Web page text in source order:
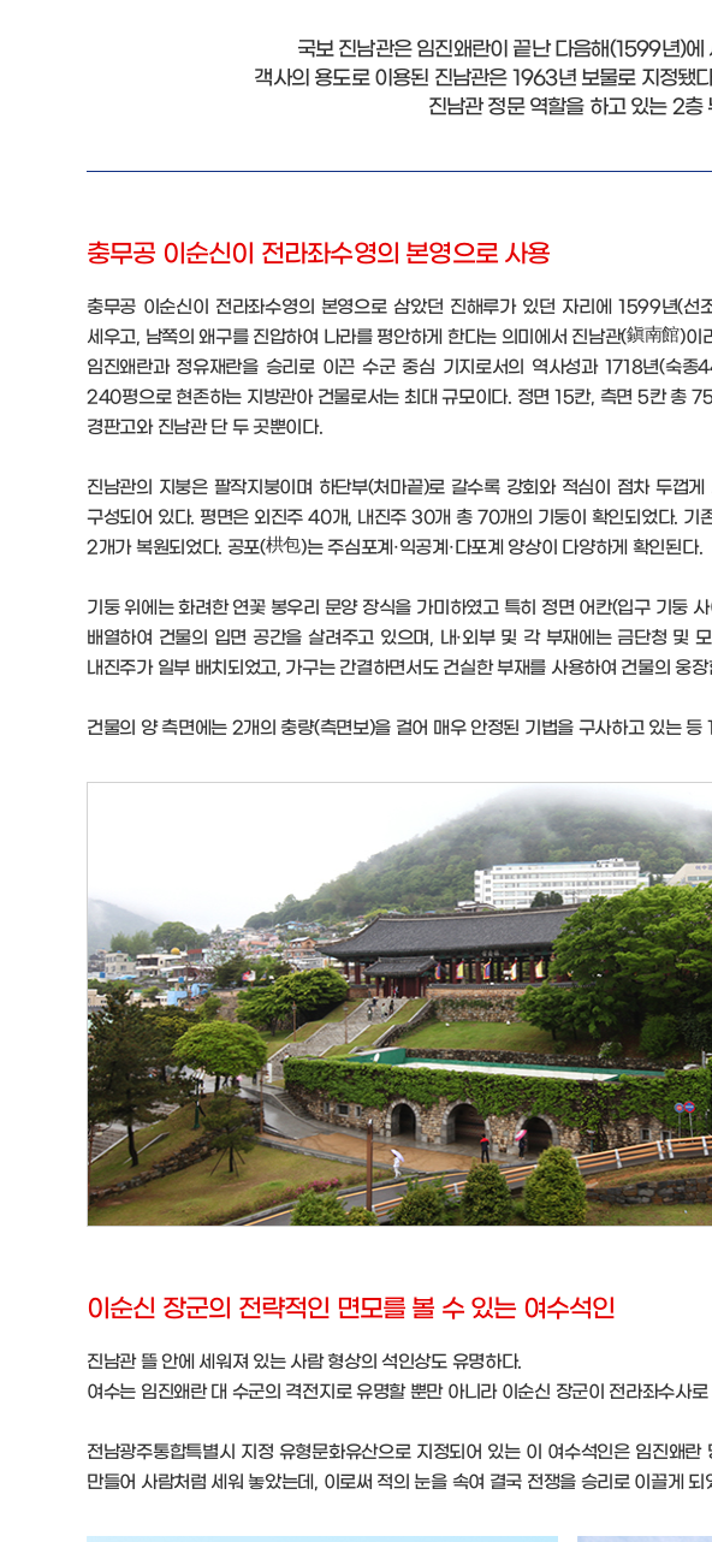
국보 진남관은 임진왜란이 끝난 다음해(1599년)
객사의 용도로 이용된 진남관은 1963년 보물로 지정됐
진남관 정문 역할을 하고 있는 2층
충무공 이순신이 전라좌수영의 본영으로 사용
충무공 이순신이 전라좌수영의 본영으로 삼았던 진해루가 있던 자리에 1599년(
세우고, 남쪽의 왜구를 진압하여 나라를 평안하게 한다는 의미에서 진남관(鎭南館)이
임진왜란과 정유재란을 승리로 이끈 수군 중심 기지로서의 역사성과 1718년(숙
240평으로 현존하는 지방관아 건물로서는 최대 규모이다. 정면 15칸, 측면 5칸 총
경판고와 진남관 단 두 곳뿐이다.
진남관의 지붕은 팔작지붕이며 하단부(처마끝)로 갈수록 강회와 적심이 점차 두껍
구성되어 있다. 평면은 외진주 40개, 내진주 30개 총 70개의 기둥이 확인되었다. 기
2개가 복원되었다. 공포(栱包)는 주심포계·익공계·다포계 양상이 다양하게 확인된다.
기둥 위에는 화려한 연꽃 봉우리 문양 장식을 가미하였고 특히 정면 어칸(입구 기둥
배열하여 건물의 입면 공간을 살려주고 있으며, 내·외부 및 각 부재에는 금단청 및
내진주가 일부 배치되었고, 가구는 간결하면서도 건실한 부재를 사용하여 건물의 웅장
건물의 양 측면에는 2개의 충량(측면보)을 걸어 매우 안정된 기법을 구사하고 있는
이순신 장군의 전략적인 면모를 볼 수 있는 여수석인
진남관 뜰 안에 세워져 있는 사람 형상의 석인상도 유명하다.
여수는 임진왜란 대 수군의 격전지로 유명할 뿐만 아니라 이순신 장군이 전라좌수사
전남광주통합특별시 지정 유형문화유산으로 지정되어 있는 이 여수석인은 임진왜
만들어 사람처럼 세워 놓았는데, 이로써 적의 눈을 속여 결국 전쟁을 승리로 이끌게 되